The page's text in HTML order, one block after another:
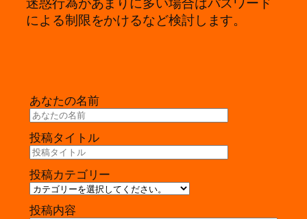
による制限をかけるなど検討します。
あなたの名前
投稿タイトル
投稿カテゴリー
投稿内容